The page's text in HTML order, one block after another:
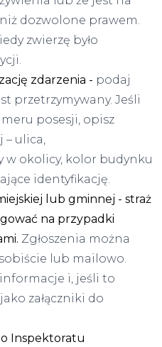
niż dozwolone prawem.
zwierzę było
zdarzenia - podaj
przetrzymywany. Jeśli
posesji, opisz
– ulica,
w okolicy, kolor budynku
identyfikację.
lub gminnej - straż
na przypadki
Zgłoszenia można
lub mailowo.
i, jeśli to
załączniki do
Inspektoratu